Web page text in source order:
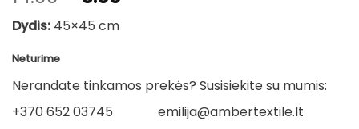
price
was:
Dydis: 45×45 cm
Neturime
Nerandate tinkamos prekės? Susisiekite su mumis:
+370 652 03745
emilija@ambertextile.lt